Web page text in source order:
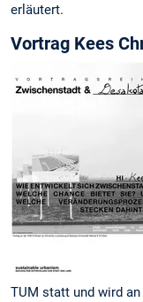
erläutert.
Vortrag Kees
TUM statt und wird